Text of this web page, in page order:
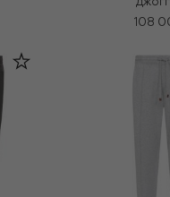
108